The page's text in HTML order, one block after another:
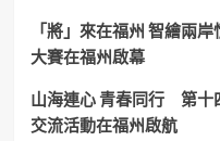
倒
大
同
暖
警
護
「將」來在福州 智繪兩
大賽在福州啟幕
山海連心 青春同行 第十
交流活動在福州啟航